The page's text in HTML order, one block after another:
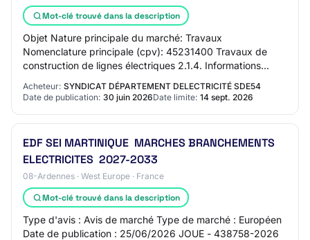
Mot-clé trouvé dans la description
Objet Nature principale du marché: Travaux
Nomenclature principale (cpv): 45231400 Travaux de
construction de lignes électriques 2.1.4. Informations
générales Base juridique: Directive 2014/24/UE Cod…
Acheteur: SYNDICAT DÉPARTEMENT DELECTRICITÉ SDE54
Date de publication: 30 juin 2026Date limite: 14 sept. 2026
EDF SEI MARTINIQUE ­ MARCHES BRANCHEMENTS
ELECTRICITES ­ 2027-2033
08-Ardennes · West Europe · France
Mot-clé trouvé dans la description
Type d'avis : Avis de marché Type de marché : Européen
Date de publication : 25/06/2026 JOUE - 438758-2026